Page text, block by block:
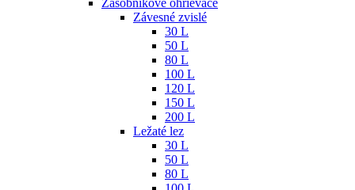
Závesné zvislé
30 L
50 L
80 L
100 L
120 L
150 L
200 L
Ležaté lez
30 L
50 L
80 L